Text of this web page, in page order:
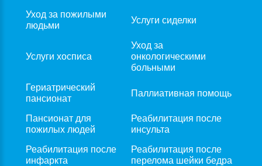
Уход за пожилыми
людьми
Услуги сиделки
Услуги хосписа
Уход за
онкологическими
больными
Гериатрический
пансионат
Паллиативная помощь
Пансионат для
пожилых людей
Реабилитация после
инсульта
Реабилитация после
инфаркта
Реабилитация после
перелома шейки бедра